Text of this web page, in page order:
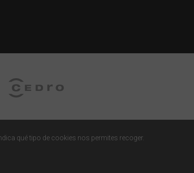
qué tipo de cookies nos permites recoger.